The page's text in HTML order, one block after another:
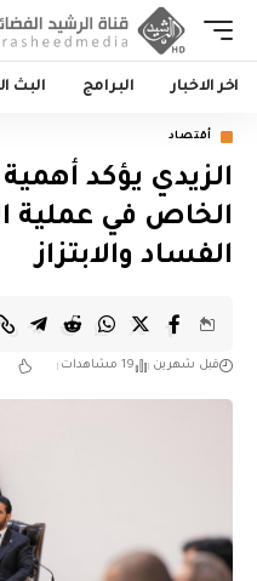
اخر الاخبار البرامج البث
أقتصاد
الزيدي يؤكد
الخاص في عملية
الفساد والابتزاز
قبل شهرين 19 مشاهدات